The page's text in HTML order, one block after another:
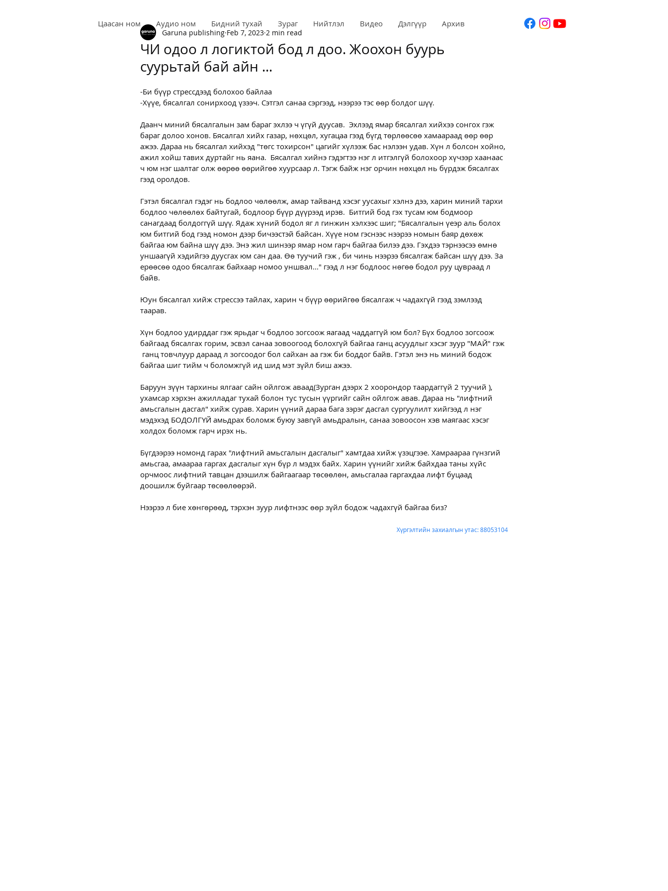
Цаасан ном Аудио ном Бидний тухай Зураг Нийтлэл Видео Дэлгүүр Архив
ЧИ одоо л логиктой бод л доо. Жоохон буурь
суурьтай бай айн ...
Garuna publishing Feb 7, 2023 2 min read
-Би бүүр стрессдээд болохоо байлаа
-Хүүе, бясалгал сонирхоод үзээч. Сэтгэл санаа сэргээд, нээрээ тэс өөр болдог шүү.
Даанч миний бясалгалын зам бараг эхлээ ч үгүй дуусав.  Эхлээд ямар бясалгал хийхээ сонгох гэж
бараг долоо хонов. Бясалгал хийх газар, нөхцөл, хугацаа гээд бүгд төрлөөсөө хамаараад өөр өөр
ажээ. Дараа нь бясалгал хийхэд "төгс тохирсон" цагийг хүлээж бас нэлээн удав. Хүн л болсон хойно,
ажил хойш тавих дуртайг нь яана.  Бясалгал хийнэ гэдэгтээ нэг л итгэлгүй болохоор хүчээр хаанаас
ч юм нэг шалтаг олж өөрөө өөрийгөө хуурсаар л. Тэгж байж нэг орчин нөхцөл нь бүрдэж бясалгах
гээд оролдов.
Гэтэл бясалгал гэдэг нь бодлоо чөлөөлж, амар тайванд хэсэг уусахыг хэлнэ дээ, харин миний тархи
бодлоо чөлөөлөх байтугай, бодлоор бүүр дүүрээд ирэв.  Битгий бод гэх тусам юм бодмоор
санагдаад болдоггүй шүү. Ядаж хүний бодол яг л гинжин хэлхээс шиг; "Бясалгалын үеэр аль болох
юм битгий бод гээд номон дээр бичээстэй байсан. Хүүе ном гэснээс нээрээ номын баяр дөхөж
байгаа юм байна шүү дээ. Энэ жил шинээр ямар ном гарч байгаа билээ дээ. Гэхдээ тэрнээсээ өмнө
уншаагүй хэдийгээ дуусгах юм сан даа. Өө туучий гэж , би чинь нээрээ бясалгаж байсан шүү дээ. За
ерөөсөө одоо бясалгаж байхаар номоо уншвал..." гээд л нэг бодлоос нөгөө бодол руу цувраад л
байв.
Юун бясалгал хийж стрессээ тайлах, харин ч бүүр өөрийгөө бясалгаж ч чадахгүй гээд зэмлээд
таарав.
Хүн бодлоо удирддаг гэж ярьдаг ч бодлоо зогсоож яагаад чаддаггүй юм бол? Бүх бодлоо зогсоож
байгаад бясалгах горим, эсвэл санаа зовоогоод болохгүй байгаа ганц асуудлыг хэсэг зуур "МАЙ" гэж
ганц товчлуур дараад л зогсоодог бол сайхан аа гэж би боддог байв. Гэтэл энэ нь миний бодож
байгаа шиг тийм ч боломжгүй ид шид мэт зүйл биш ажээ.
Баруун зүүн тархины ялгааг сайн ойлгож аваад(Зурган дээрх 2 хоорондор таардаггүй 2 туучий ),
ухамсар хэрхэн ажилладаг тухай болон тус тусын үүргийг сайн ойлгож авав. Дараа нь "лифтний
амьсгалын дасгал" хийж сурав. Харин үүний дараа бага зэрэг дасгал сургуулилт хийгээд л нэг
мэдэхэд БОДОЛГҮЙ амьдрах боломж буюу завгүй амьдралын, санаа зовоосон хэв маягаас хэсэг
холдох боломж гарч ирэх нь.
Бүгдээрээ номонд гарах "лифтний амьсгалын дасгалыг" хамтдаа хийж үзэцгээе. Хамраараа гүнзгий
амьсгаа, амаараа гаргах дасгалыг хүн бүр л мэдэх байх. Харин үүнийг хийж байхдаа таны хүйс
орчмоос лифтний тавцан дээшилж байгаагаар төсөөлөн, амьсгалаа гаргахдаа лифт буцаад
доошилж буйгаар төсөөлөөрэй.
Нээрээ л бие хөнгөрөөд, тэрхэн зуур лифтнээс өөр зүйл бодож чадахгүй байгаа биз?
Хүргэлтийн захиалгын утас: 88053104